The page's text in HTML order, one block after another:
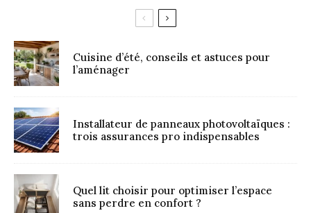
Cuisine d’été, conseils et astuces pour
l’aménager
Installateur de panneaux photovoltaïques :
trois assurances pro indispensables
Quel lit choisir pour optimiser l’espace
sans perdre en confort ?